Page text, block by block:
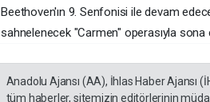
Beethoven'ın 9. Senfonisi ile devam
sahnelenecek "Carmen" operasıyla sona
Anadolu Ajansı (AA), İhlas Haber Ajansı
tüm haberler, sitemizin editörlerinin